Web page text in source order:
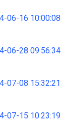
06-16 10:00:08
06-28 09:56:34
07-08 15:32:21
07-15 10:23:19